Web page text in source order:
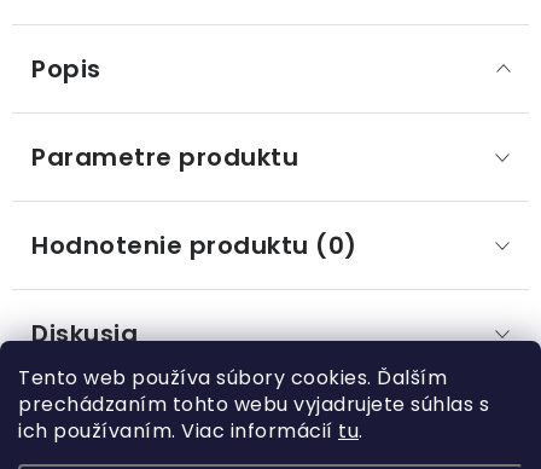
Tento web používa súbory cookies. Ďalším
prechádzaním tohto webu vyjadrujete súhlas s
ich používaním. Viac informácií tu.
Popis
Parametre produktu
Hodnotenie produktu (0)
Diskusia